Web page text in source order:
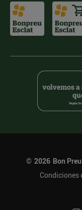
© 2026 Bon
Condiciones